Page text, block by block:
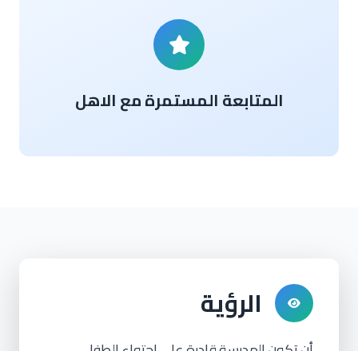
المتابعة المستمرة مع الاهل
الرؤية